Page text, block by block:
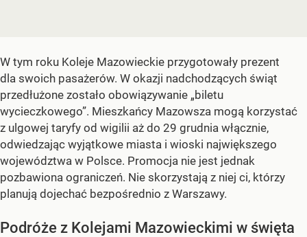
W tym roku Koleje Mazowieckie przygotowały prezent
dla swoich pasażerów. W okazji nadchodzących świąt
przedłużone zostało obowiązywanie „biletu
wycieczkowego”. Mieszkańcy Mazowsza mogą korzystać
z ulgowej taryfy od wigilii aż do 29 grudnia włącznie,
odwiedzając wyjątkowe miasta i wioski największego
województwa w Polsce. Promocja nie jest jednak
pozbawiona ograniczeń. Nie skorzystają z niej ci, którzy
planują dojechać bezpośrednio z Warszawy.
Podróże z Kolejami Mazowieckimi w święta